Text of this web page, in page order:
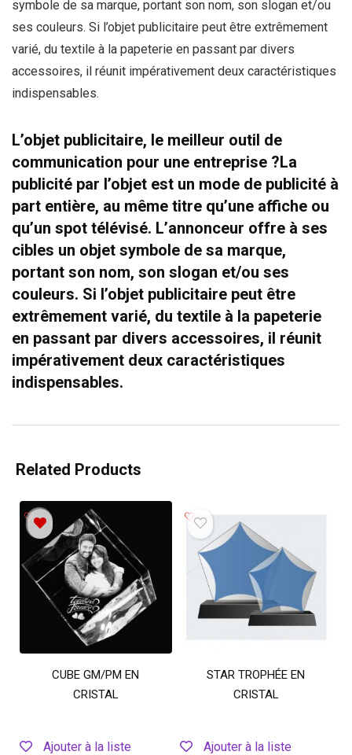
symbole de sa marque, portant son nom, son slogan et/ou
ses couleurs. Si l’objet publicitaire peut être extrêmement
varié, du textile à la papeterie en passant par divers
accessoires, il réunit impérativement deux caractéristiques
indispensables.
L’objet publicitaire, le meilleur outil de
communication pour une entreprise ?La
publicité par l’objet est un mode de publicité à
part entière, au même titre qu’une affiche ou
qu’un spot télévisé. L’annonceur offre à ses
cibles un objet symbole de sa marque,
portant son nom, son slogan et/ou ses
couleurs. Si l’objet publicitaire peut être
extrêmement varié, du textile à la papeterie
en passant par divers accessoires, il réunit
impérativement deux caractéristiques
indispensables.
Related Products
CUBE GM/PM EN
CRISTAL
Ajouter à la liste
STAR TROPHÉE EN
CRISTAL
Ajouter à la liste